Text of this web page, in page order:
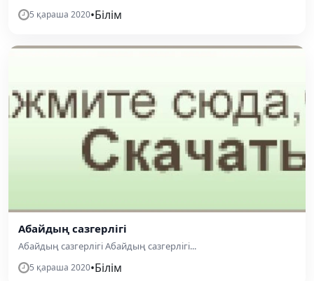
5 қараша 2020•Білім
Абайдың сазгерлігі
Абайдың сазгерлігі Абайдың сазгерлігі...
5 қараша 2020•Білім